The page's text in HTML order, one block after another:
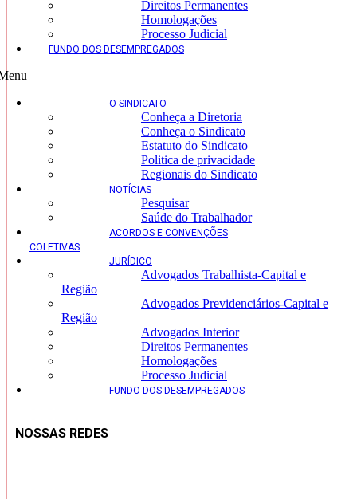
Direitos Permanentes
Homologações
Processo Judicial
FUNDO DOS DESEMPREGADOS
O SINDICATO
Conheça a Diretoria
Conheça o Sindicato
Estatuto do Sindicato
Politica de privacidade
Regionais do Sindicato
NOTÍCIAS
Pesquisar
Saúde do Trabalhador
ACORDOS E CONVENÇÕES
COLETIVAS
JURÍDICO
Advogados Trabalhista-Capital e
Região
Advogados Previdenciários-Capital e
Região
Advogados Interior
Direitos Permanentes
Homologações
Processo Judicial
FUNDO DOS DESEMPREGADOS
NOSSAS REDES